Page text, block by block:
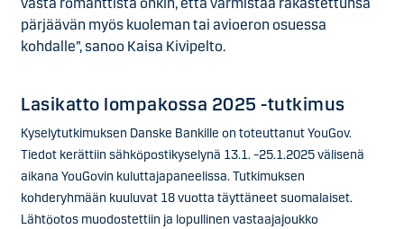
vasta romanttista onkin, että varmistaa rakastettunsa
pärjäävän myös kuoleman tai avioeron osuessa
kohdalle”, sanoo Kaisa Kivipelto.
Lasikatto lompakossa 2025 -tutkimus
Kyselytutkimuksen Danske Bankille on toteuttanut YouGov.
Tiedot kerättiin sähköpostikyselynä 13.1. –25.1.2025 välisenä
aikana YouGovin kuluttajapaneelissa. Tutkimuksen
kohderyhmään kuuluvat 18 vuotta täyttäneet suomalaiset.
Lähtöotos muodostettiin ja lopullinen vastaajajoukko